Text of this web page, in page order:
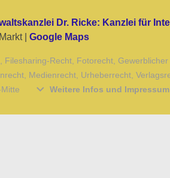
Dr. Ricke: Kanzlei für
| Google Maps
Filesharing-Recht Fotorecht
Medienrecht Urheberrecht
Weitere Infos und Impressum